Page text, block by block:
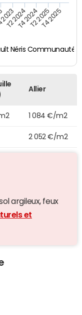
Néris Communauté)
T2 2024T4 2024T2 2025T4 2025
Allier
1 084 €/m2
2 052 €/m2
argileux, feux
et